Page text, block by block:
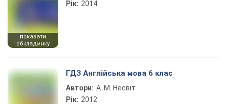
показати
обкладинку
Рік: 2014
ГДЗ Англійська мова 6 клас
Автори: А. М. Несвіт
Рік: 2012